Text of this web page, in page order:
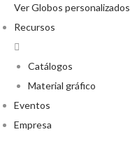
Ver Globos personalizados
Recursos
Catálogos
Material gráfico
Eventos
Empresa